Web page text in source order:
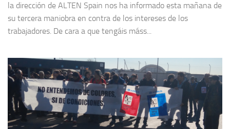
la dirección de ALTEN Spain nos ha informado esta mañana de
su tercera maniobra en contra de los intereses de los
trabajadores. De cara a que tengáis máss...